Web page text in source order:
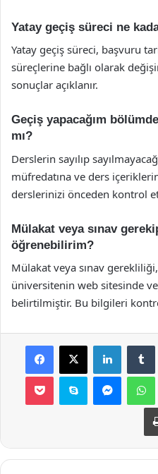
Yatay geçiş süreci ne
Yatay geçiş süreci, başvuru
süreçlerine bağlı olarak
sonuçlar açıklanır.
Geçiş yapacağım
mı?
Derslerin sayılıp
müfredatına ve ders
derslerinizi önceden kontrol
Mülakat veya sınav
öğrenebilirim?
Mülakat veya sınav
üniversitenin web sitesinde
belirtilmiştir. Bu bilgileri
Facebook
X LinkedIn
Pocket Skype